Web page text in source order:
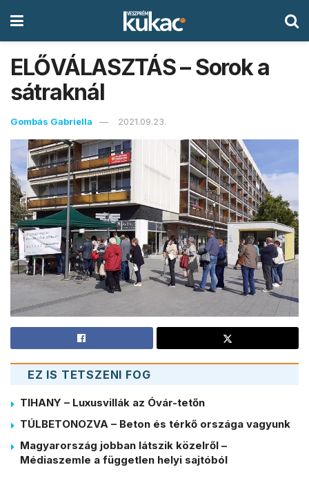
ELŐVÁLASZTÁS – Sorok a
sátraknál
Gombás Gabriella 2021.09.23.
EZ IS TETSZENI FOG
TIHANY – Luxusvillák az Óvár-tetőn
TÚLBETONOZVA – Beton és térkő országa vagyunk
Magyarország jobban látszik közelről –
Médiaszemle a független helyi sajtóból